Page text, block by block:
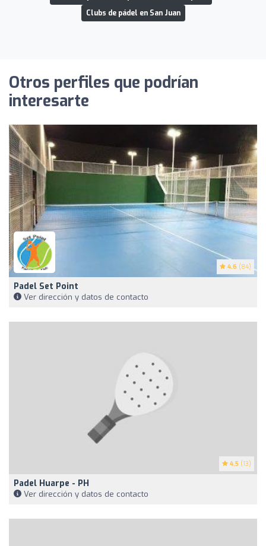
Clubs de pádel en San Juan
Otros perfiles que podrían
interesarte
4.6 (84)
Padel Set Point
Ver dirección y datos de contacto
4.5 (13)
Padel Huarpe - PH
Ver dirección y datos de contacto